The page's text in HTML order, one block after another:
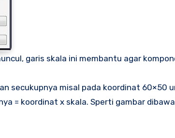
garis skala ini membantu agar
secukupnya misal pada koordinat 60×50
= koordinat x skala. Sperti gambar